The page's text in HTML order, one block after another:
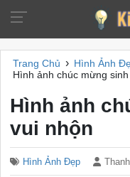
Trang Chủ › Hình Ảnh
Hình ảnh chúc mừng
Hình ảnh
vui nhộn
Hình Ảnh Đẹp